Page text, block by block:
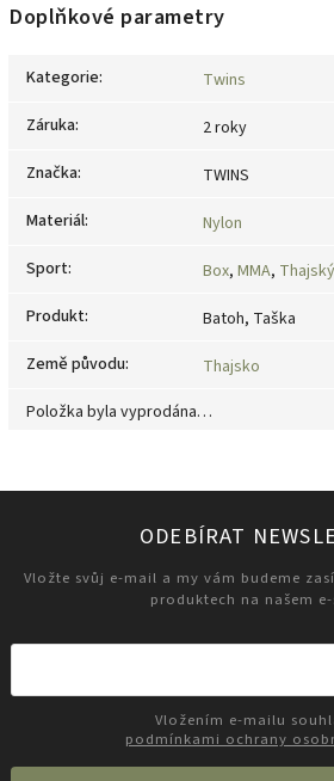
Doplňkové parametry
Kategorie:
Twins
Záruka:
2 roky
Značka:
TWINS
Materiál:
Nylon
Sport: Box, MMA,
Produkt:
Batoh, Taška
Země původu:
Thajsko
Položka byla vyprodána…
ODEBÍRAT
Vložte svůj e-mail a my vám budeme
produktech na našem
podmínkami ochrany